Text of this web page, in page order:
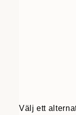
Välj ett